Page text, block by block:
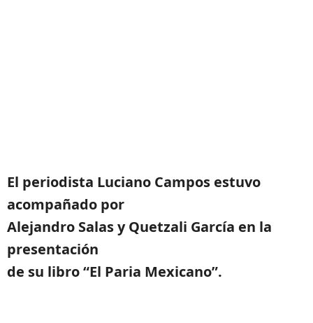
El periodista Luciano Campos estuvo
acompañado por
Alejandro Salas y Quetzali García en la
presentación
de su libro “El Paria Mexicano”.